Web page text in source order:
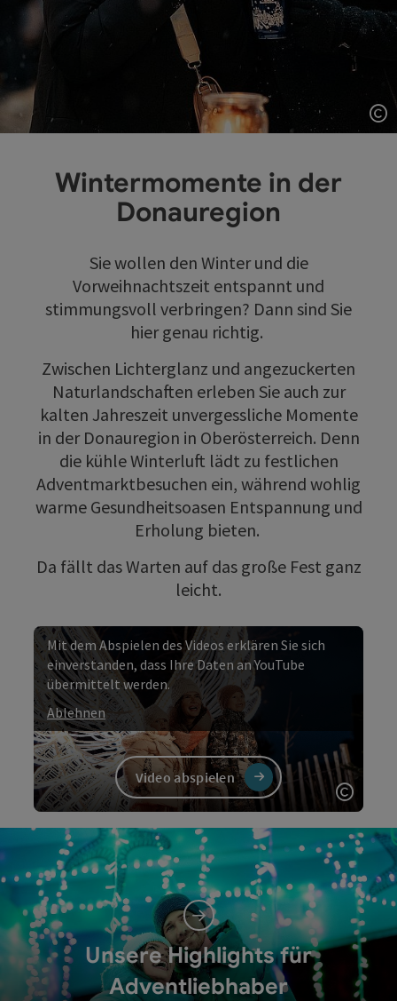
Wintermomente in der
Donauregion
Sie wollen den Winter und die
Vorweihnachtszeit entspannt und
stimmungsvoll verbringen? Dann sind Sie
hier genau richtig.
Zwischen Lichterglanz und angezuckerten
Naturlandschaften erleben Sie auch zur
kalten Jahreszeit unvergessliche Momente
in der Donauregion in Oberösterreich. Denn
die kühle Winterluft lädt zu festlichen
Adventmarktbesuchen ein, während wohlig
warme Gesundheitsoasen Entspannung und
Erholung bieten.
Da fällt das Warten auf das große Fest ganz
leicht.
Video abspielen
Mit dem Abspielen des Videos erklären Sie sich
einverstanden, dass Ihre Daten an YouTube
übermittelt werden.
Ablehnen
Unsere Highlights für
Adventliebhaber